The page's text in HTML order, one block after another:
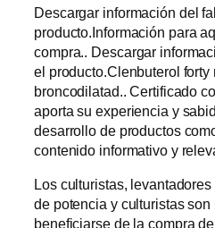
Descargar información del
producto.Información para
compra.. Descargar
el producto.Clenbuterol forty
broncodilatad.. Certificado
aporta su experiencia y
desarrollo de productos
contenido informativo y
Los culturistas,
de potencia y culturistas
beneficiarse de la compra